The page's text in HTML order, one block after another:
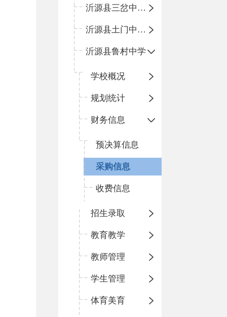
沂源县三岔中心学校
沂源县土门中心学校
沂源县鲁村中学
学校概况
规划统计
财务信息
预决算信息
采购信息
收费信息
招生录取
教育教学
教师管理
学生管理
体育美育